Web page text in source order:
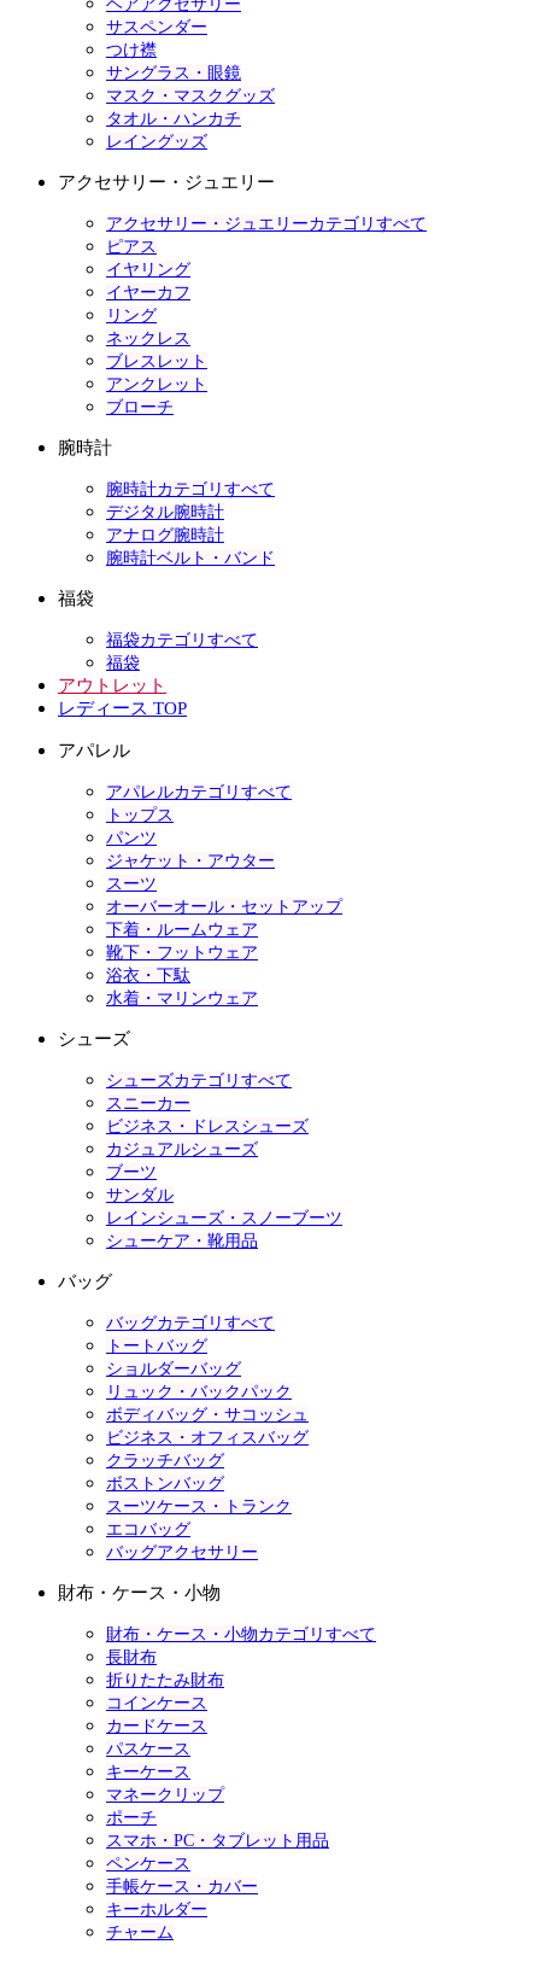
ヘアアクセサリー
サスペンダー
つけ襟
サングラス・眼鏡
マスク・マスクグッズ
タオル・ハンカチ
レイングッズ
アクセサリー・ジュエリー
アクセサリー・ジュエリーカテゴリすべて
ピアス
イヤリング
イヤーカフ
リング
ネックレス
ブレスレット
アンクレット
ブローチ
腕時計
腕時計カテゴリすべて
デジタル腕時計
アナログ腕時計
腕時計ベルト・バンド
福袋
福袋カテゴリすべて
福袋
アウトレット
レディース TOP
アパレル
アパレルカテゴリすべて
トップス
パンツ
ジャケット・アウター
スーツ
オーバーオール・セットアップ
下着・ルームウェア
靴下・フットウェア
浴衣・下駄
水着・マリンウェア
シューズ
シューズカテゴリすべて
スニーカー
ビジネス・ドレスシューズ
カジュアルシューズ
ブーツ
サンダル
レインシューズ・スノーブーツ
シューケア・靴用品
バッグ
バッグカテゴリすべて
トートバッグ
ショルダーバッグ
リュック・バックパック
ボディバッグ・サコッシュ
ビジネス・オフィスバッグ
クラッチバッグ
ボストンバッグ
スーツケース・トランク
エコバッグ
バッグアクセサリー
財布・ケース・小物
財布・ケース・小物カテゴリすべて
長財布
折りたたみ財布
コインケース
カードケース
パスケース
キーケース
マネークリップ
ポーチ
スマホ・PC・タブレット用品
ペンケース
手帳ケース・カバー
キーホルダー
チャーム